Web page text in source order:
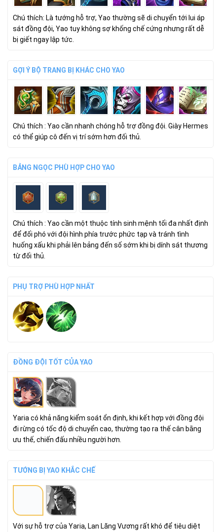
Chú thích: Là tướng hỗ trợ, Yao thường sẽ di chuyển tới lui áp
sát đồng đội, Yao tuy không sợ khống chế cứng nhưng rất dễ
bị giết ngay lập tức.
GỢI Ý BỘ TRANG BỊ KHÁC CHO YAO
Chú thích : Yao cần nhanh chóng hỗ trợ đồng đội. Giày Hermes
có thể giúp cô đến vị trí sớm hơn đối thủ.
BẢNG NGỌC PHÙ HỢP CHO YAO
Chú thích : Yao cần một thuộc tính sinh mệnh tối đa nhất định
để đối phó với đội hình phía trước phức tạp và tránh tình
huống xấu khi phải lên bảng đến số sớm khi bị dính sát thương
từ đối thủ.
PHỤ TRỢ PHÙ HỢP NHẤT
ĐỒNG ĐỘI TỐT CỦA YAO
Yaria có khả năng kiểm soát ổn định, khi kết hợp với đồng đội
đi rừng có tốc độ di chuyển cao, thường tạo ra thế cân bằng
ưu thế, chiến đấu nhiều người hơn.
TƯỚNG BỊ YAO KHẮC CHẾ
Với sự hỗ trợ của Yaria, Lan Lăng Vương rất khó để tiêu diệt